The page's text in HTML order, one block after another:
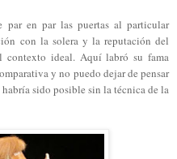
par en par las puertas al particular
con la solera y la reputación del
contexto ideal. Aquí labró su fama
y no puedo dejar de pensar
sido posible sin la técnica de la